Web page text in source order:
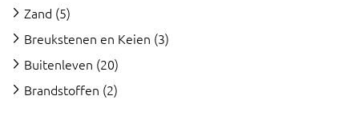
Zand (5)
Breukstenen en Keien (3)
Buitenleven (20)
Brandstoffen (2)